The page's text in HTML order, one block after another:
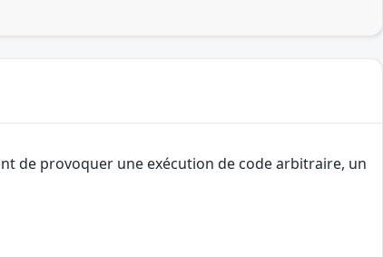
de provoquer une exécution de code arbitraire, un